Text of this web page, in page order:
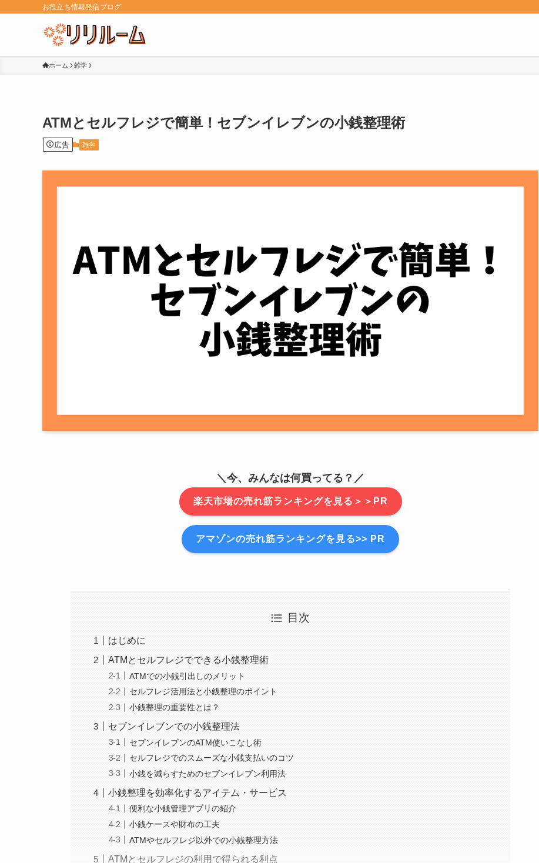
お役立ち情報発信ブログ
ホーム 雑学
ATMとセルフレジで簡単！セブンイレブンの小銭整理術
広告 雑学
＼今、みんなは何買ってる？／
楽天市場の売れ筋ランキングを見る＞＞PR
アマゾンの売れ筋ランキングを見る>> PR
目次
はじめに
ATMとセルフレジでできる小銭整理術
ATMでの小銭引出しのメリット
セルフレジ活用法と小銭整理のポイント
小銭整理の重要性とは？
セブンイレブンでの小銭整理法
セブンイレブンのATM使いこなし術
セルフレジでのスムーズな小銭支払いのコツ
小銭を減らすためのセブンイレブン利用法
小銭整理を効率化するアイテム・サービス
便利な小銭管理アプリの紹介
小銭ケースや財布の工夫
ATMやセルフレジ以外での小銭整理方法
ATMとセルフレジの利用で得られる利点